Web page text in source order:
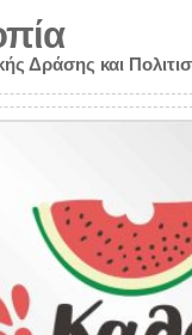
Δράσης και